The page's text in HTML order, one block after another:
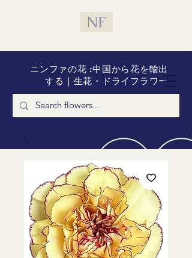
ニンファの花 :中国から花を輸出
する｜生花・ドライフラワー
NF